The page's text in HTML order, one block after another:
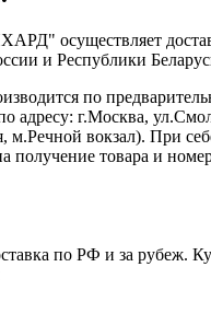
осуществляет
и Республики
по
адресу: г.Москва,
м.Речной вокзал). При
получение товара и
по РФ и за рубеж.